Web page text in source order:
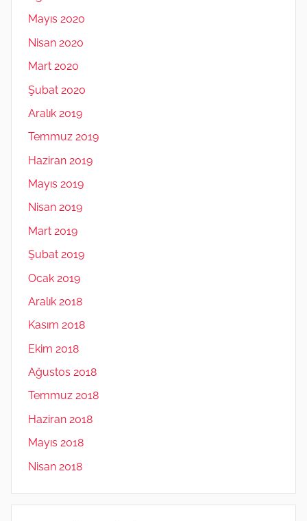
Mayıs 2020
Nisan 2020
Mart 2020
Şubat 2020
Aralık 2019
Temmuz 2019
Haziran 2019
Mayıs 2019
Nisan 2019
Mart 2019
Şubat 2019
Ocak 2019
Aralık 2018
Kasım 2018
Ekim 2018
Ağustos 2018
Temmuz 2018
Haziran 2018
Mayıs 2018
Nisan 2018